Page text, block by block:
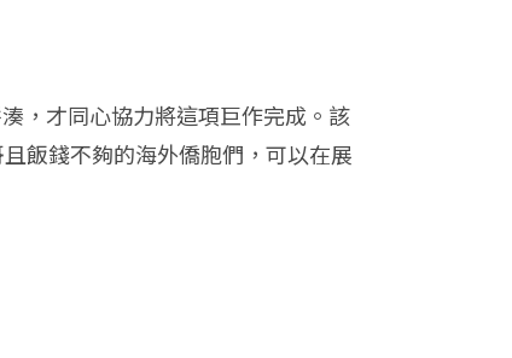
，才同心協力將這項巨作完成。該
飯錢不夠的海外僑胞們，可以在展